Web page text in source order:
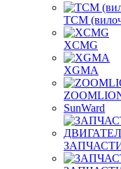
TCM
XCMG
XGMA
SunWard